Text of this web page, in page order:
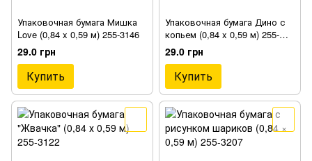
Упаковочная бумага Мишка
Love (0,84 x 0,59 м) 255-3146
29.0 грн
Купить
Упаковочная бумага Дино с
копьем (0,84 x 0,59 м) 255-
3214
29.0 грн
Купить